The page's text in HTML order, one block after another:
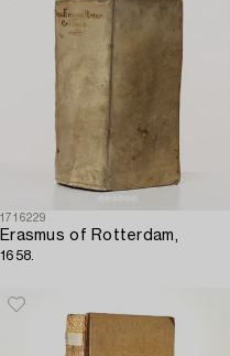
1716229
Erasmus of Rotterdam,
1658.